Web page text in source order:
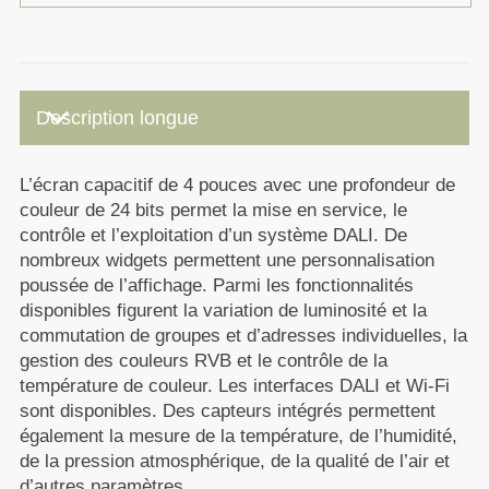
Description longue
keyboard_arrow_down
L’écran capacitif de 4 pouces avec une profondeur de
couleur de 24 bits permet la mise en service, le
contrôle et l’exploitation d’un système DALI. De
nombreux widgets permettent une personnalisation
poussée de l’affichage. Parmi les fonctionnalités
disponibles figurent la variation de luminosité et la
commutation de groupes et d’adresses individuelles, la
gestion des couleurs RVB et le contrôle de la
température de couleur. Les interfaces DALI et Wi-Fi
sont disponibles. Des capteurs intégrés permettent
également la mesure de la température, de l’humidité,
de la pression atmosphérique, de la qualité de l’air et